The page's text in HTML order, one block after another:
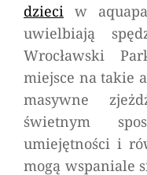
dzieci w
uwielbiają
Wrocławski
miejsce na takie
masywne
świetnym
umiejętności i
mogą wspaniale